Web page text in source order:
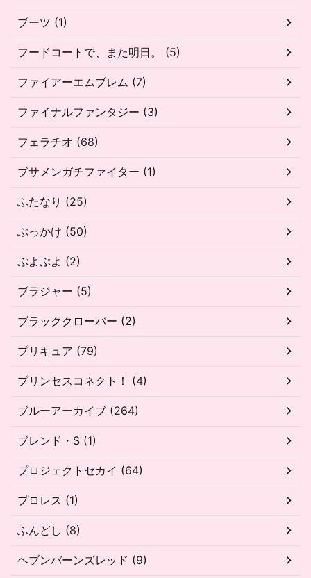
ブーツ (1)
フードコートで、また明日。 (5)
ファイアーエムブレム (7)
ファイナルファンタジー (3)
フェラチオ (68)
ブサメンガチファイター (1)
ふたなり (25)
ぶっかけ (50)
ぷよぷよ (2)
ブラジャー (5)
ブラッククローバー (2)
プリキュア (79)
プリンセスコネクト！ (4)
ブルーアーカイブ (264)
ブレンド・S (1)
プロジェクトセカイ (64)
プロレス (1)
ふんどし (8)
ヘブンバーンズレッド (9)